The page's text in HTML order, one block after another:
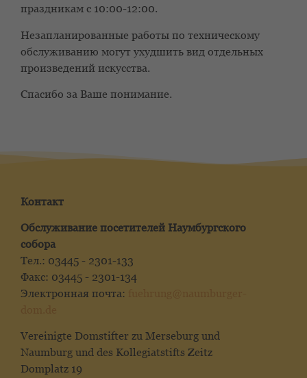
праздникам с 10:00-12:00.
Незапланированные работы по техническому
обслуживанию могут ухудшить вид отдельных
произведений искусства.
Спасибо за Ваше понимание.
Контакт
Обслуживание посетителей Наумбургского
собора
Тел.: 03445 - 2301-133
Факс: 03445 - 2301-134
Электронная почта:
Vereinigte Domstifter zu Merseburg und
Naumburg und des Kollegiatstifts Zeitz
Domplatz 19